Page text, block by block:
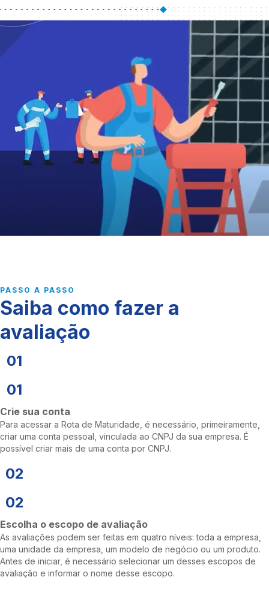
PASSO A PASSO
Saiba como fazer a
avaliação
01
01
Crie sua conta
Para acessar a Rota de Maturidade, é necessário, primeiramente,
criar uma conta pessoal, vinculada ao CNPJ da sua empresa. É
possível criar mais de uma conta por CNPJ.
02
02
Escolha o escopo de avaliação
As avaliações podem ser feitas em quatro níveis: toda a empresa,
uma unidade da empresa, um modelo de negócio ou um produto.
Antes de iniciar, é necessário selecionar um desses escopos de
avaliação e informar o nome desse escopo.